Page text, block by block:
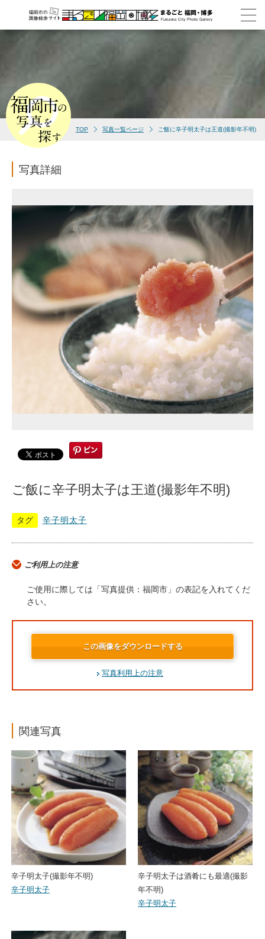
TOP 写真一覧ページ ご飯に辛子明太子は王道(撮影年不明)
写真詳細
ご飯に辛子明太子は王道(撮影年不明)
タグ 辛子明太子
ご利用上の注意
ご使用に際しては「写真提供：福岡市」の表記を入れてくだ
さい。
この画像をダウンロードする
写真利用上の注意
関連写真
辛子明太子(撮影年不明)
辛子明太子
辛子明太子は酒肴にも最適(撮影
年不明)
辛子明太子